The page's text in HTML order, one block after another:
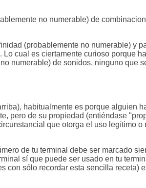
no numerable) de
(probablemente no numerable) y
Lo cual es ciertamente curioso porque
numerable) de sonidos, ninguno que
habitualmente es porque alguien
pero de su propiedad (entiéndase
que otorga el uso legítimo o
de tu terminal debe ser marcado
sí que puede ser usado en tu
con sólo recordar esta sencilla receta)